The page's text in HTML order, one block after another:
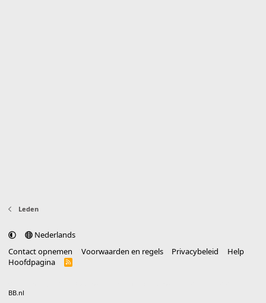
Leden
Nederlands
Contact opnemen
Voorwaarden en regels Privacybeleid
Help
Hoofdpagina
R
BB.nl